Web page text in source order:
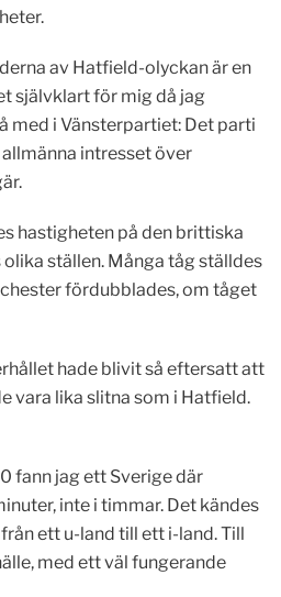
av Hatfield-olyckan är en
självklart för mig då jag
med i Vänsterpartiet: Det parti
intresset över
hastigheten på den brittiska
ställen. Många tåg ställdes
fördubblades, om tåget
hade blivit så eftersatt att
vara lika slitna som i Hatfield.
fann jag ett Sverige där
inte i timmar. Det kändes
ett u-land till ett i-land. Till
med ett väl fungerande